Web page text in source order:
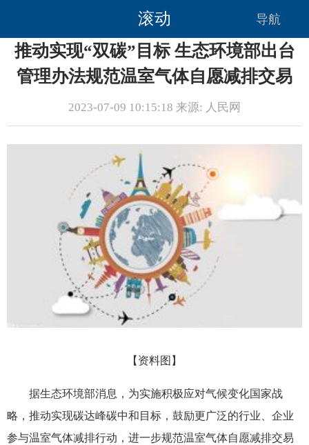
滚动 导航
推动实现“双碳”目标 生态环境部出台
管理办法规范温室气体自愿减排交易
2023-07-09 10:15:18 来源: 人民网
【资料图】
据生态环境部消息，为实施积极应对气候变化国家战
略，推动实现碳达峰碳中和目标，鼓励更广泛的行业、企业
参与温室气体减排行动，进一步规范温室气体自愿减排交易